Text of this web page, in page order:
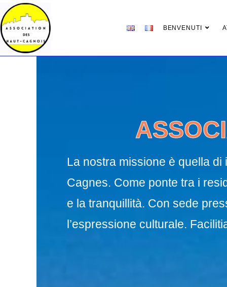
BENVENUTI
La nostra missione è quella di
Cagnes. Come ponte tra i
e la tranquillità. Con sede
l’espressione culturale.